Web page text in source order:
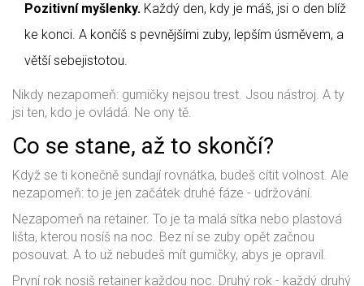
Pozitivní myšlenky. Každý den, kdy je máš, jsi o den blíž
ke konci. A končíš s pevnějšími zuby, lepším úsměvem, a
větší sebejistotou.
Nikdy nezapomeň: gumičky nejsou trest. Jsou nástroj. A ty
jsi ten, kdo je ovládá. Ne ony tě.
Co se stane, až to skončí?
Když se ti konečně sundají rovnátka, budeš cítit volnost. Ale
nezapomeň: to je jen začátek druhé fáze - udržování.
Nezapomeň na retainer. To je ta malá sítka nebo plastová
lišta, kterou nosíš na noc. Bez ní se zuby opět začnou
posouvat. A to už nebudeš mít gumičky, abys je opravil.
První rok nosiš retainer každou noc. Druhý rok - každý druhý